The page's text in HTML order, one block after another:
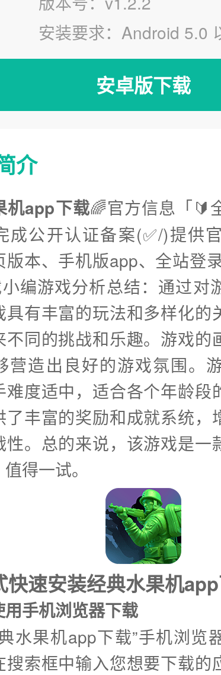
安装要求：Android 5.0
安卓版下载
介
机app下载🌈官方信息「🔰
成公开认证备案(✅/)提供
版本、手机版app、全站登
编游戏分析总结：通过对
具有丰富的玩法和多样化的
不同的挑战和乐趣。游戏的
营造出良好的游戏氛围。
难度适中，适合各个年龄段
了丰富的奖励和成就系统，
性。总的来说，该游戏是一
得一试。
快速安装经典水果机app
手机浏览器下载
水果机app下载”手机浏览
搜索框中输入您想要下载的